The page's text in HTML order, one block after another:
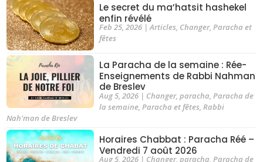
Le secret du ma’hatsit hashekel
enfin révélé
Feb 25, 2026|Articles, Changer, Paracha et
fêtes
La Paracha de la semaine : Rée-
Enseignements de Rabbi Nahman
de Breslev
Aug 5, 2026| Changer, paracha, Paracha de
la semaine, Paracha et fêtes, Rabbi
Nah'man de Breslev
Horaires Chabbat : Paracha Réé –
Vendredi 7 août 2026
Aug 5, 2026| Changer, paracha, Paracha de